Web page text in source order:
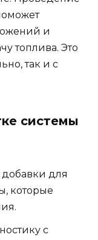
и
топлива. Это
так и с
системы
добавки для
которые
с